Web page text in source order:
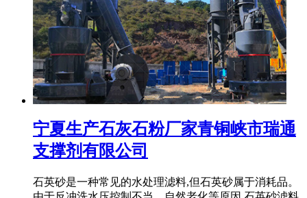
宁夏生产石灰石粉厂家青铜峡市瑞通
支撑剂有限公司
石英砂是一种常见的水处理滤料,但石英砂属于消耗品。